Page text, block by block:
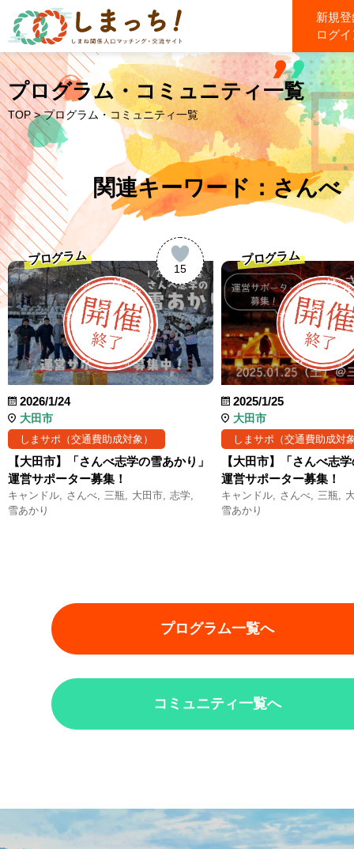
新規
ログ
プログラム・コミュニティ一覧
TOP > プログラム・コミュニティ一覧
関連キーワード：さんべ
15
プログラム
2026/1/24
大田市
しまサポ（交通費助成対象）
【大田市】「さんべ志学の雪あかり」
運営サポーター募集！
キャンドル さんべ 三瓶 大田市 志学
雪あかり
プログラム
2025/1/25
大田市
しまサポ（交通費助成対
【大田市】「さんべ志
運営サポーター募集！
キャンドル さんべ 三瓶
雪あかり
プログラム一覧へ
コミュニティ一覧へ